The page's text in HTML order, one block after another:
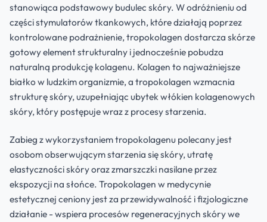
stanowiąca podstawowy budulec skóry. W odróżnieniu od
części stymulatorów tkankowych, które działają poprzez
kontrolowane podrażnienie, tropokolagen dostarcza skórze
gotowy element strukturalny i jednocześnie pobudza
naturalną produkcję kolagenu. Kolagen to najważniejsze
białko w ludzkim organizmie, a tropokolagen wzmacnia
strukturę skóry, uzupełniając ubytek włókien kolagenowych
skóry, który postępuje wraz z procesy starzenia.
Zabieg z wykorzystaniem tropokolagenu polecany jest
osobom obserwującym starzenia się skóry, utratę
elastyczności skóry oraz zmarszczki nasilane przez
ekspozycji na słońce. Tropokolagen w medycynie
estetycznej ceniony jest za przewidywalność i fizjologiczne
działanie - wspiera procesów regeneracyjnych skóry we